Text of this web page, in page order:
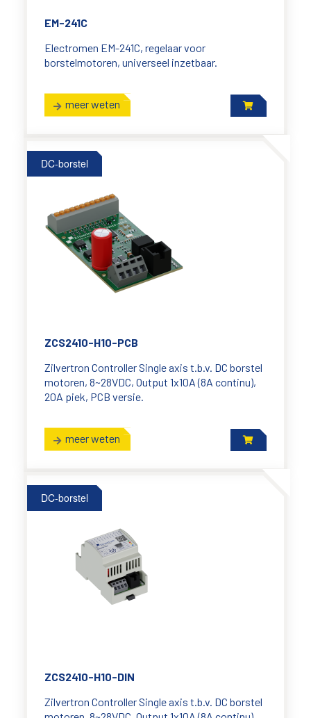
EM-241C
Electromen EM-241C, regelaar voor
borstelmotoren, universeel inzetbaar.
meer weten
DC-borstel
ZCS2410-H10-PCB
Zilvertron Controller Single axis t.b.v. DC borstel
motoren, 8~28VDC, Output 1x10A (8A continu),
20A piek, PCB versie.
meer weten
DC-borstel
ZCS2410-H10-DIN
Zilvertron Controller Single axis t.b.v. DC borstel